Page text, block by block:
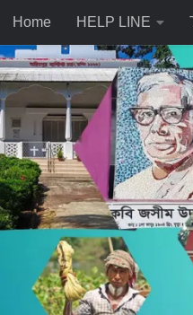
Skip to content
Home HELP LINE